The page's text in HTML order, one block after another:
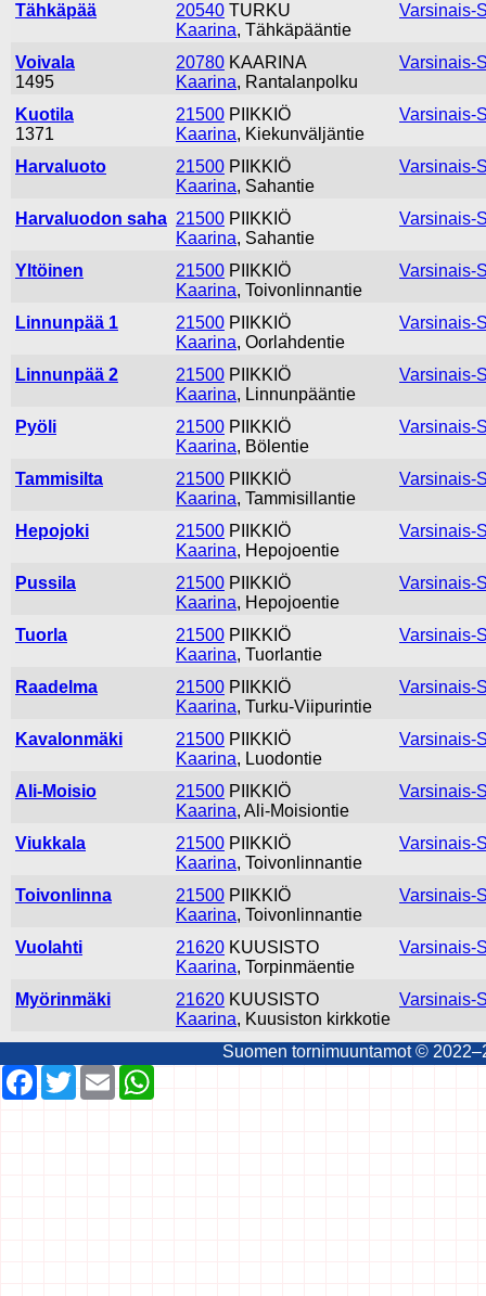
Tähkäpää
20540 TURKU
Kaarina, Tähkäpääntie
Varsinais-
Voivala
1495
20780 KAARINA
Kaarina, Rantalanpolku
Varsinais-
Kuotila
1371
21500 PIIKKIÖ
Kaarina, Kiekunväljäntie
Varsinais-
Harvaluoto 21500 PIIKKIÖ
Kaarina, Sahantie
Varsinais-
Harvaluodon saha 21500 PIIKKIÖ
Kaarina, Sahantie
Varsinais-
Yltöinen 21500 PIIKKIÖ
Kaarina, Toivonlinnantie
Varsinais-
Linnunpää 1 21500 PIIKKIÖ
Kaarina, Oorlahdentie
Varsinais-
Linnunpää 2 21500 PIIKKIÖ
Kaarina, Linnunpääntie
Varsinais-
Pyöli 21500 PIIKKIÖ
Kaarina, Bölentie
Varsinais-
Tammisilta 21500 PIIKKIÖ
Kaarina, Tammisillantie
Varsinais-
Hepojoki 21500 PIIKKIÖ
Kaarina, Hepojoentie
Varsinais-
Pussila 21500 PIIKKIÖ
Kaarina, Hepojoentie
Varsinais-
Tuorla 21500 PIIKKIÖ
Kaarina, Tuorlantie
Varsinais-
Raadelma 21500 PIIKKIÖ
Kaarina, Turku-Viipurintie
Varsinais-
Kavalonmäki 21500 PIIKKIÖ
Kaarina, Luodontie
Varsinais-
Ali-Moisio 21500 PIIKKIÖ
Kaarina, Ali-Moisiontie
Varsinais-
Viukkala 21500 PIIKKIÖ
Kaarina, Toivonlinnantie
Varsinais-
Toivonlinna 21500 PIIKKIÖ
Kaarina, Toivonlinnantie
Varsinais-
Vuolahti 21620 KUUSISTO
Kaarina, Torpinmäentie
Varsinais-
Myörinmäki 21620 KUUSISTO
Kaarina, Kuusiston kirkkotie
Varsinais-
Suomen tornimuuntamot ©
Facebook
TwitterEmail